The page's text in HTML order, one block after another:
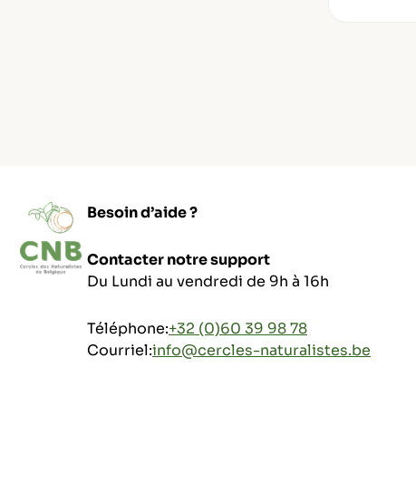
Besoin d’aide ?
Contacter notre support
Du Lundi au vendredi de 9h à 16h
Téléphone:+32 (0)60 39 98 78
Courriel:info@cercles-naturalistes.be